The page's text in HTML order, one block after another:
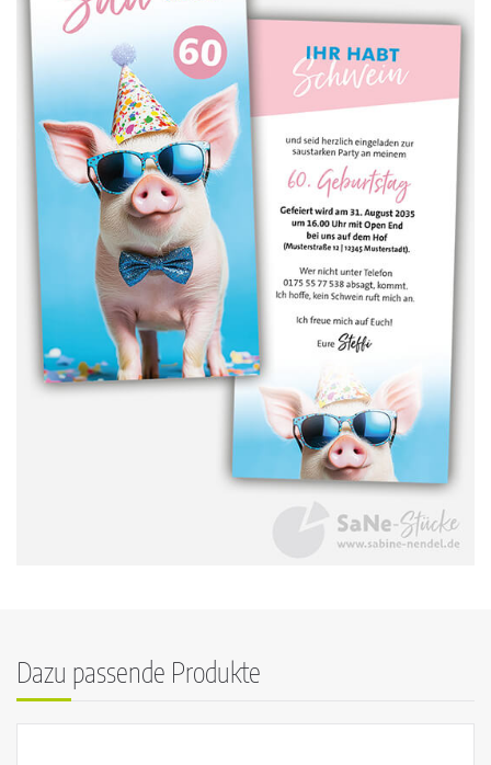
Dazu passende Produkte